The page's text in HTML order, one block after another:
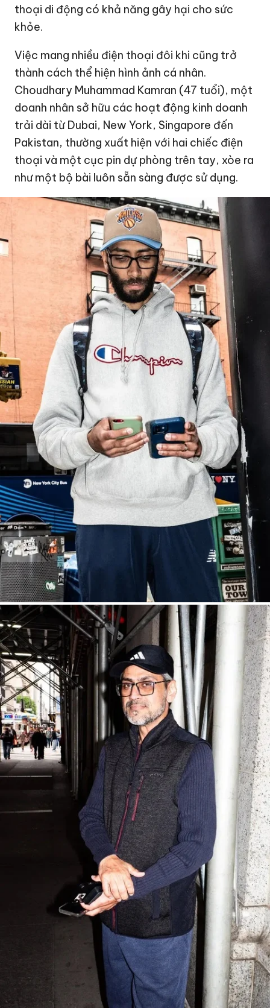
thoại di động có khả năng gây hại cho sức
khỏe.
Việc mang nhiều điện thoại đôi khi cũng trở
thành cách thể hiện hình ảnh cá nhân.
Choudhary Muhammad Kamran (47 tuổi), một
doanh nhân sở hữu các hoạt động kinh doanh
trải dài từ Dubai, New York, Singapore đến
Pakistan, thường xuất hiện với hai chiếc điện
thoại và một cục pin dự phòng trên tay, xòe ra
như một bộ bài luôn sẵn sàng được sử dụng.